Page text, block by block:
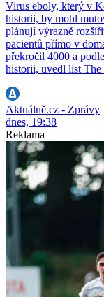
Virus eboly, který v
historii, by mohl
plánují výrazně
pacientů přímo v
překročil 4000 a
historii, uvedl list The
Aktuálně.cz - Zprávy
dnes, 19:38
Reklama